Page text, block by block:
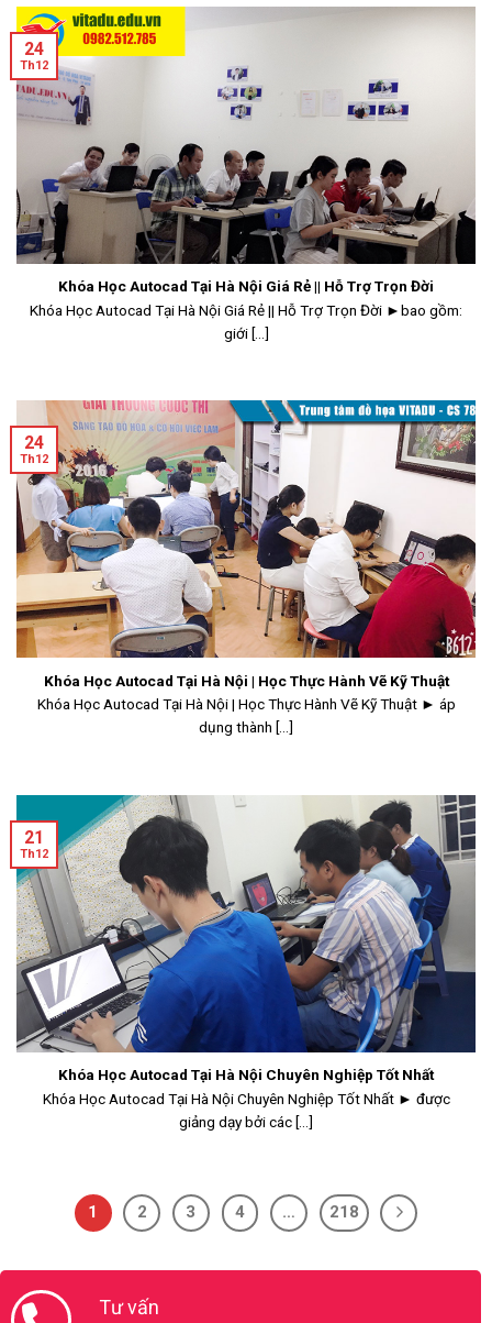
Khóa Học Autocad Tại Hà Nội Giá Rẻ || Hỗ Trợ Trọn Đời
Khóa Học Autocad Tại Hà Nội Giá Rẻ || Hỗ Trợ Trọn Đời ►bao gồm:
giới [...]
24
Th12
Khóa Học Autocad Tại Hà Nội | Học Thực Hành Vẽ Kỹ Thuật
Khóa Học Autocad Tại Hà Nội | Học Thực Hành Vẽ Kỹ Thuật ► áp
dụng thành [...]
24
Th12
Khóa Học Autocad Tại Hà Nội Chuyên Nghiệp Tốt Nhất
Khóa Học Autocad Tại Hà Nội Chuyên Nghiệp Tốt Nhất ► được
giảng dạy bởi các [...]
21
Th12
1 2 3 4 … 218
Tư vấn